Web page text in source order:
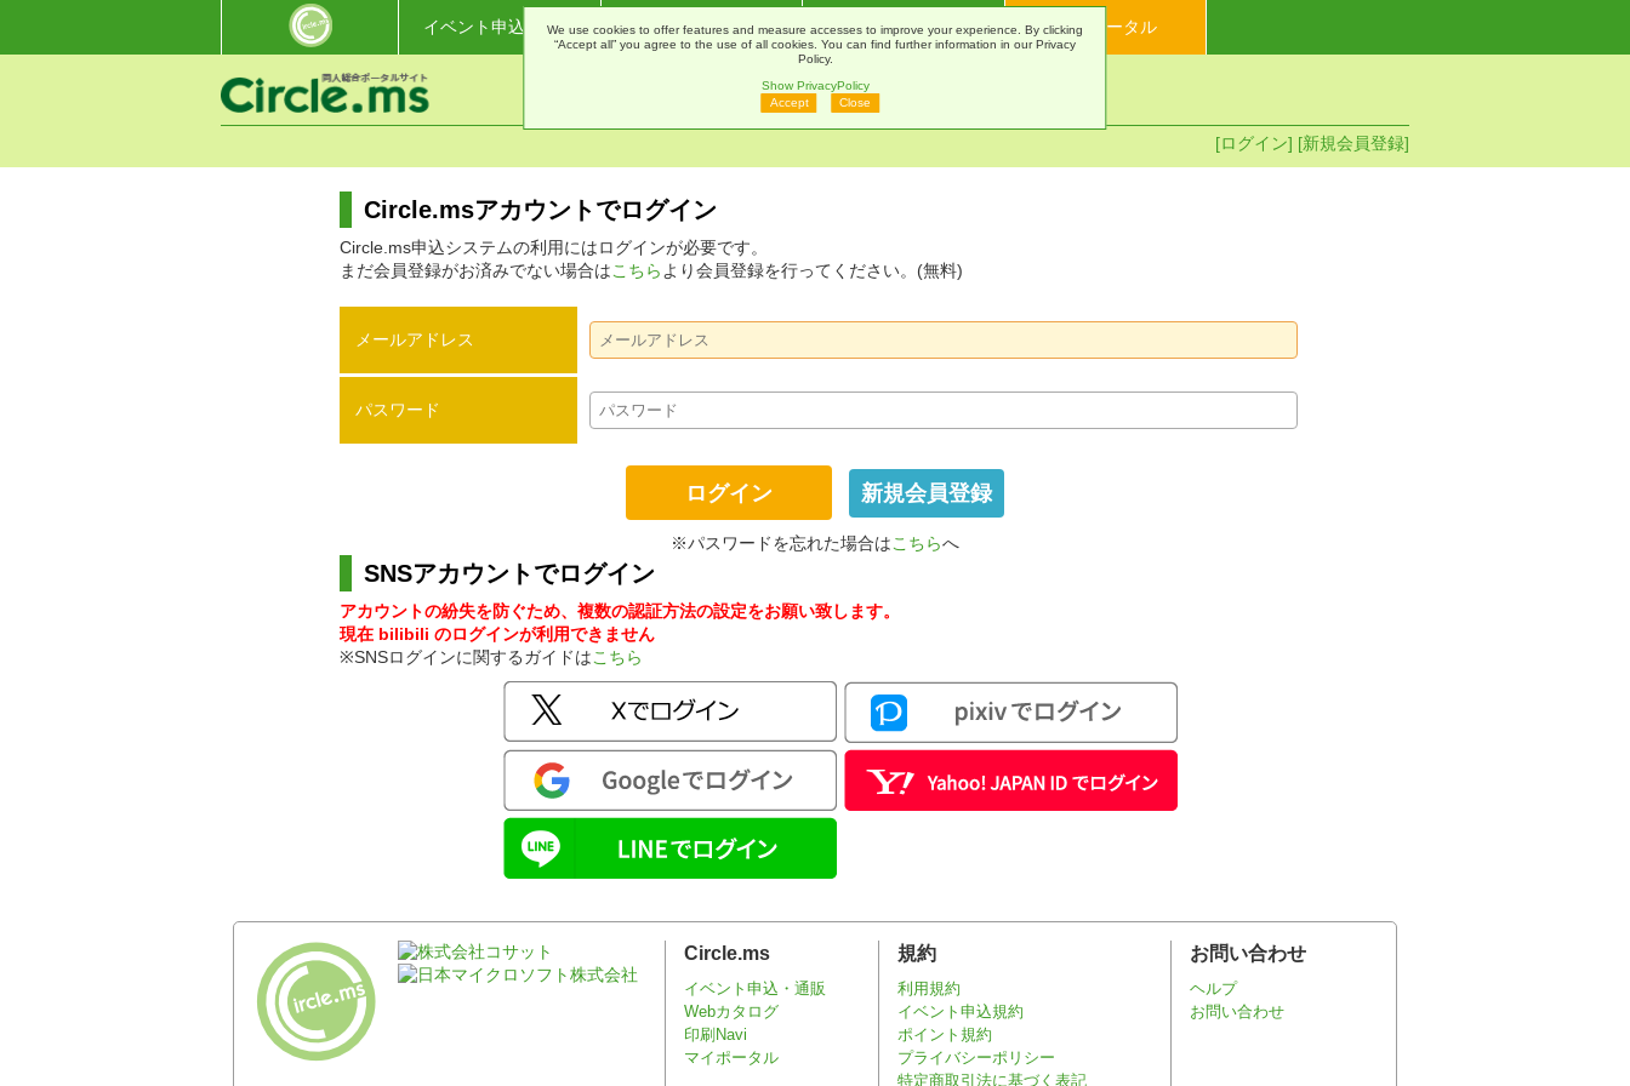
イベント申込・通販 Webカタログ 印刷Navi マイポータル
[ログイン] [新規会員登録]
Circle.msアカウントでログイン
Circle.ms申込システムの利用にはログインが必要です。
まだ会員登録がお済みでない場合はこちら より会員登録を行ってください。(無料)
メールアドレス
パスワード
新規会員登録
※パスワードを忘れた場合はこちらへ
SNSアカウントでログイン
アカウントの紛失を防ぐため、複数の認証方法の設定をお願い致します。
現在 bilibili のログインが利用できません
※SNSログインに関するガイドはこちら
Circle.ms
イベント申込・通販
Webカタログ
印刷Navi
マイポータル
規約
利用規約
イベント申込規約
ポイント規約
プライバシーポリシー
特定商取引法に基づく表記
お問い合わせ
ヘルプ
お問い合わせ
We use cookies to offer features and measure accesses to improve your experience. By clicking
“Accept all” you agree to the use of all cookies. You can find further information in our Privacy
Policy.
Show PrivacyPolicy
Accept
Close